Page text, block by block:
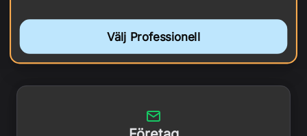
Välj Professionell